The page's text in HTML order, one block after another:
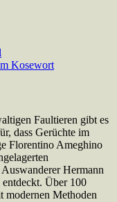
Kosewort
Faultieren gibt es
dass Gerüchte im
Florentino Ameghino
Hermann
Über 100
modernen Methoden